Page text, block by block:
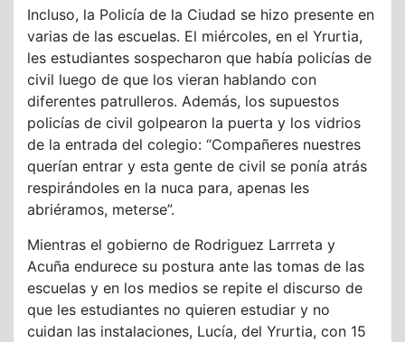
Incluso, la Policía de la Ciudad se hizo presente en
varias de las escuelas. El miércoles, en el Yrurtia,
les estudiantes sospecharon que había policías de
civil luego de que los vieran hablando con
diferentes patrulleros. Además, los supuestos
policías de civil golpearon la puerta y los vidrios
de la entrada del colegio: “Compañeres nuestres
querían entrar y esta gente de civil se ponía atrás
respirándoles en la nuca para, apenas les
abriéramos, meterse”.
Mientras el gobierno de Rodriguez Larrreta y
Acuña endurece su postura ante las tomas de las
escuelas y en los medios se repite el discurso de
que les estudiantes no quieren estudiar y no
cuidan las instalaciones, Lucía, del Yrurtia, con 15